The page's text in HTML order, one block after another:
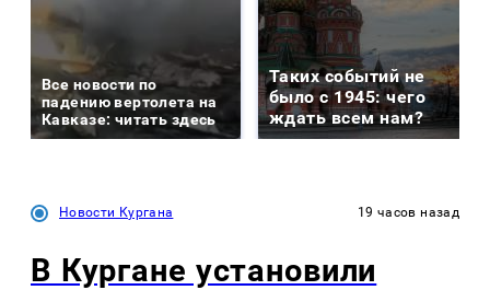
Все новости по
падению вертолета на
Кавказе: читать здесь
Таких событий не
было с 1945: чего
ждать всем нам?
Новости Кургана 19 часов назад
В Кургане установили